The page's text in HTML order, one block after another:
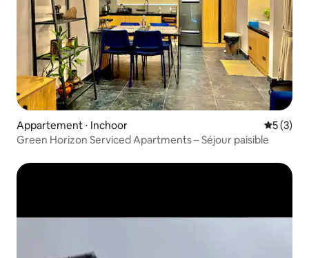
Appartement ⋅ Inchoor
5 (3)
Green Horizon Serviced Apartments – Séjour paisible